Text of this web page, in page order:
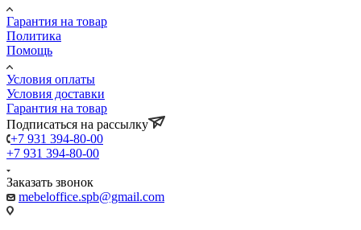
Гарантия на товар
Политика
Помощь
Условия оплаты
Условия доставки
Гарантия на товар
Подписаться на рассылку
+7 931 394-80-00
+7 931 394-80-00
Заказать звонок
mebeloffice.spb@gmail.com